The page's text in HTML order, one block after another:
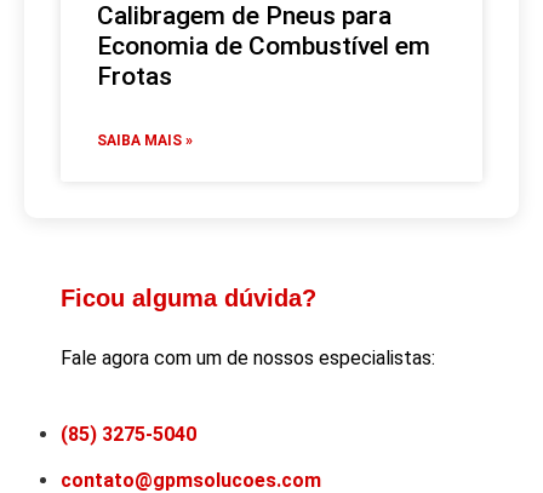
Calibragem de Pneus para
Economia de Combustível em
Frotas
SAIBA MAIS »
Ficou alguma dúvida?
Fale agora com um de nossos especialistas:
(85) 3275-5040
contato@gpmsolucoes.com